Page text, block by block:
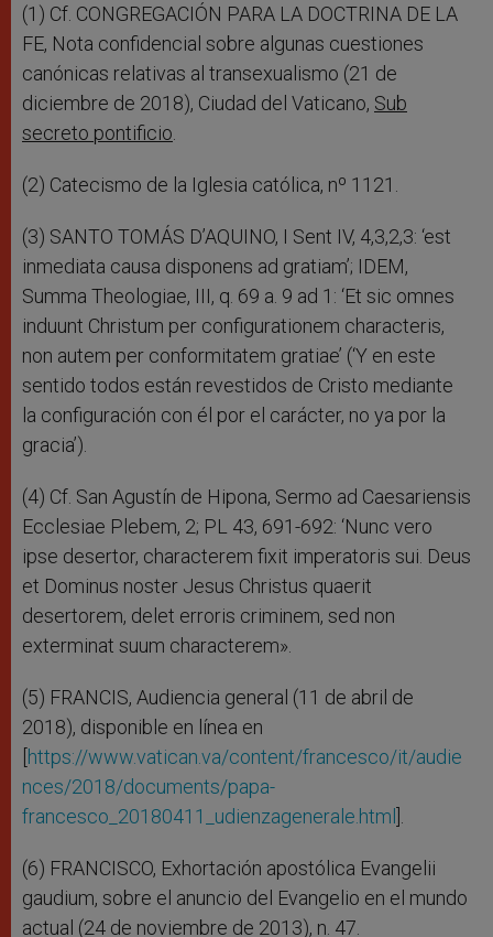
(1) Cf. CONGREGACIÓN PARA LA DOCTRINA DE LA
FE, Nota confidencial sobre algunas cuestiones
canónicas relativas al transexualismo (21 de
diciembre de 2018), Ciudad del Vaticano, Sub
secreto pontificio
(2) Catecismo de la Iglesia católica, nº 1121.
(3) SANTO TOMÁS D’AQUINO, I Sent IV, 4,3,2,3: ‘est
inmediata causa disponens ad gratiam’; IDEM,
Summa Theologiae, III, q. 69 a. 9 ad 1: ‘Et sic omnes
induunt Christum per configurationem characteris,
non autem per conformitatem gratiae’ (‘Y en este
sentido todos están revestidos de Cristo mediante
la configuración con él por el carácter, no ya por la
gracia’).
(4) Cf. San Agustín de Hipona, Sermo ad Caesariensis
Ecclesiae Plebem, 2; PL 43, 691-692: ‘Nunc vero
ipse desertor, characterem fixit imperatoris sui. Deus
et Dominus noster Jesus Christus quaerit
desertorem, delet erroris criminem, sed non
exterminat suum characterem».
(5) FRANCIS, Audiencia general (11 de abril de
2018), disponible en línea en
[https://www.vatican.va/content/francesco/it/audie
nces/2018/documents/papa-
francesco_20180411_udienzagenerale.html].
(6) FRANCISCO, Exhortación apostólica Evangelii
gaudium, sobre el anuncio del Evangelio en el mundo
actual (24 de noviembre de 2013), n. 47.